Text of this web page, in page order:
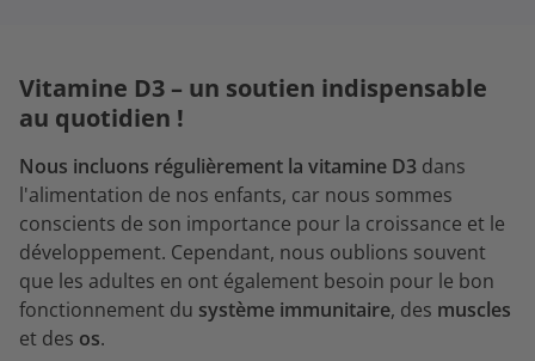
Vitamine D3 – un soutien indispensable
au quotidien !
Nous incluons régulièrement la vitamine D3 dans
l'alimentation de nos enfants, car nous sommes
conscients de son importance pour la croissance et le
développement. Cependant, nous oublions souvent
que les adultes en ont également besoin pour le bon
fonctionnement du système immunitaire, des muscles
et des os.